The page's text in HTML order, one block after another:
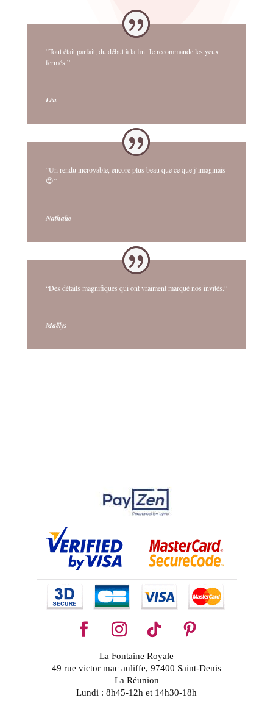
“Tout était parfait, du début à la fin. Je recommande les yeux
fermés.”
Léa
“Un rendu incroyable, encore plus beau que ce que j’imaginais
😍”
Nathalie
“Des détails magnifiques qui ont vraiment marqué nos invités.”
Maëlys
La Fontaine Royale
49 rue victor mac auliffe, 97400 Saint-Denis
La Réunion
Lundi : 8h45-12h et 14h30-18h